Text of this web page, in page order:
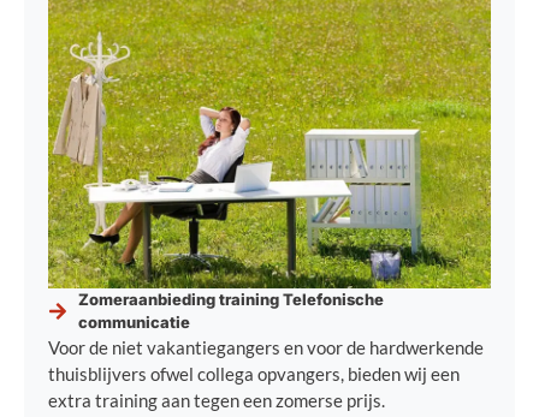
Zomeraanbieding training Telefonische
communicatie
Voor de niet vakantiegangers en voor de hardwerkende
thuisblijvers ofwel collega opvangers, bieden wij een
extra training aan tegen een zomerse prijs.